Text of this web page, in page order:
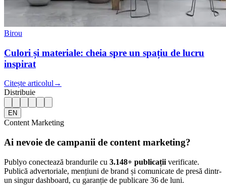
Birou
Culori și materiale: cheia spre un spațiu de lucru
inspirat
Citește articolul →
Distribuie
EN
Content Marketing
Ai nevoie de campanii de content marketing?
Publyo conectează brandurile cu 3.148+ publicații verificate.
Publică advertoriale, mențiuni de brand și comunicate de presă dintr-
un singur dashboard, cu garanție de publicare 36 de luni.